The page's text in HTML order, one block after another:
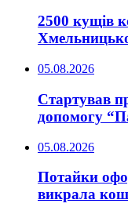
2500 кущів
05.08.2026
Стартував
допомогу
05.08.2026
Потайки
викрала